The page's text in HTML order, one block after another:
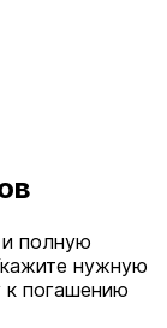
и полную
нужную
к погашению